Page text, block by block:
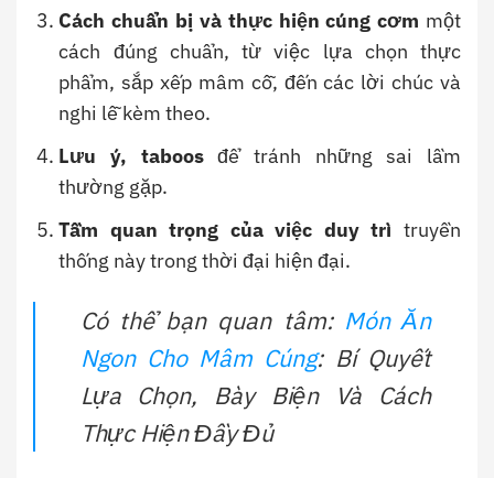
Cách chuẩn bị và thực hiện cúng cơm một
cách đúng chuẩn, từ việc lựa chọn thực
phẩm, sắp xếp mâm cỗ, đến các lời chúc và
nghi lễ kèm theo.
Lưu ý, taboosđể tránh những sai lầm
thường gặp.
Tầm quan trọng của việc duy trì truyền
thống này trong thời đại hiện đại.
Có thể bạn quan tâm: Món Ăn
Ngon Cho Mâm Cúng: Bí Quyết
Lựa Chọn, Bày Biện Và Cách
Thực Hiện Đầy Đủ